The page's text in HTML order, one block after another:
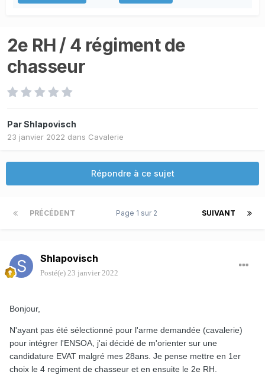
2e RH / 4 régiment de
chasseur
ParShlapovisch
23 janvier 2022 dans Cavalerie
Répondre à ce sujet
PRÉCÉDENT SUIVANT
Page 1 sur 2
Shlapovisch
Posté(e) 23 janvier 2022
Bonjour,
N'ayant pas été sélectionné pour l'arme demandée (cavalerie)
pour intégrer l'ENSOA, j'ai décidé de m'orienter sur une
candidature EVAT malgré mes 28ans. Je pense mettre en 1er
choix le 4 regiment de chasseur et en ensuite le 2e RH.